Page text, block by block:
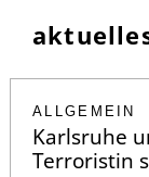
ALLGEMEIN
Karlsruhe
Terroristin